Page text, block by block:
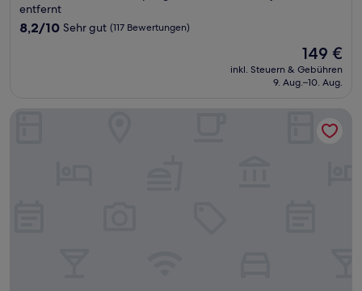
Unterkunft
entfernt
8.2
Bewertungen)
8,2/10 Sehr gut (117 Bewertungen)
Der
Preis
beträgt
149 €
inkl. Steuern & Gebühren
9. Aug.–10. Aug.